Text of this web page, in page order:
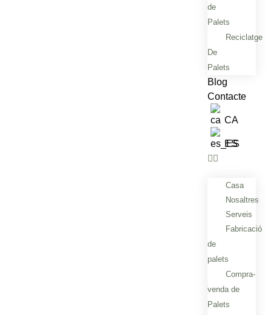
de
Palets
Reciclatge
De
Palets
Blog
Contacte
CA
ES
Casa
Nosaltres
Serveis
Fabricació
de
palets
Compra-
venda de
Palets